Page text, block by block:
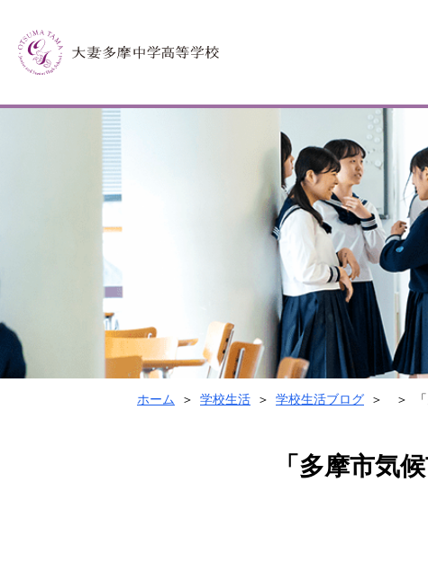
ホーム 学校生活 学校生活ブログ
「多摩市気